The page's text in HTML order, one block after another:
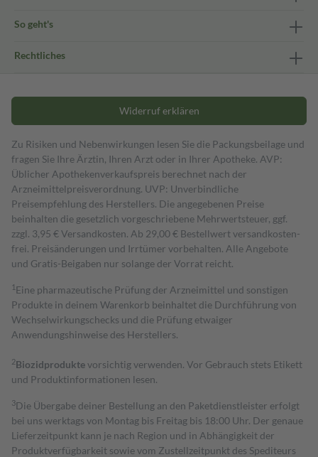
So geht's
Rechtliches
Widerruf erklären
Zu Risiken und Nebenwirkungen lesen Sie die Packungsbeilage und
fragen Sie Ihre Ärztin, Ihren Arzt oder in Ihrer Apotheke. AVP:
Üblicher Apothekenverkaufspreis berechnet nach der
Arzneimittelpreisverordnung. UVP: Unverbindliche
Preisempfehlung des Herstellers. Die angegebenen Preise
beinhalten die gesetzlich vorgeschriebene Mehrwertsteuer, ggf.
zzgl. 3,95 € Versandkosten. Ab 29,00 € Bestell­wert versand­kosten­
frei. Preisänderungen und Irrtümer vorbehalten. Alle Angebote
und Gratis-Beigaben nur solange der Vorrat reicht.
1 Eine pharmazeutische Prüfung der Arzneimittel und sonstigen
Produkte in deinem Warenkorb beinhaltet die Durchführung von
Wechselwirkungschecks und die Prüfung etwaiger
Anwendungshinweise des Herstellers.
2Biozidproduktevorsichtig verwenden. Vor Gebrauch stets Etikett
und Produktinformationen lesen.
3Die Übergabe deiner Bestellung an den Paketdienstleister erfolgt
bei uns werktags von Montag bis Freitag bis 18:00 Uhr. Der genaue
Lieferzeitpunkt kann je nach Region und in Abhängigkeit der
Produktverfügbarkeit sowie vom Zustellzeitpunkt des Spediteurs